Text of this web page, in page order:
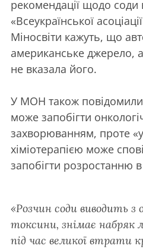
рекомендації щодо соди
«Всеукраїнської
Міносвіти кажуть, що
американське джерело,
не вказала його.
У МОН також
може запобігти
захворюванням, проте
хіміотерапією може
запобігти розростанню в
«Розчин соди виводить
токсини, знімає набряк
під час великої втрати